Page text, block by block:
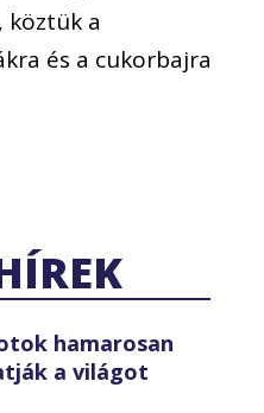
köztük a
és a cukorbajra
hamarosan
a világot